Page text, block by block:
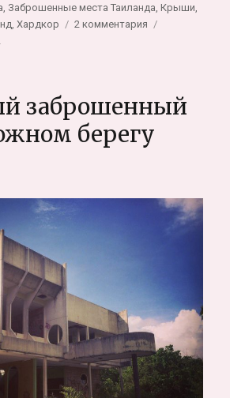
Заброшенные места Таиланда ,Крыши
,Хардкор 2 комментария
Бангкоке.
этажи
заброшенный
берегу